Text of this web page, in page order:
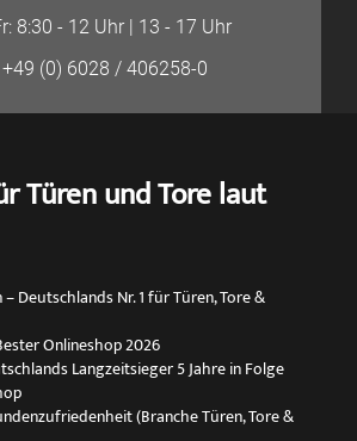
8:30 - 12 Uhr | 13 - 17 Uhr
+49 (0) 6028 / 406258-0
Türen und Tore laut
Deutschlands Nr. 1 für Türen, Tore &
Onlineshop 2026
Langzeitsieger 5 Jahre in Folge
(Branche Türen, Tore &